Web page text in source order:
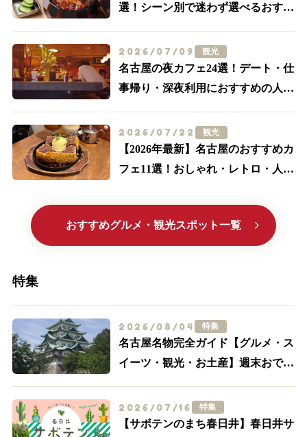
選！シーン別で迷わず選べるおすす
2026/07/09 観光
名古屋の夜カフェ24選！デート・仕
事帰り・深夜利用におすすめの人気
2026/07/22 観光
【2026年最新】名古屋のおすすめカ
フェ11選！おしゃれ・レトロ・人気
おすすめグルメ・観光スポット一覧
特集
2026/08/04 特集
名古屋名物完全ガイド【グルメ・ス
イーツ・観光・お土産】週末おでか
2026/07/16 特集
【サボテンのまち春日井】春日井サ